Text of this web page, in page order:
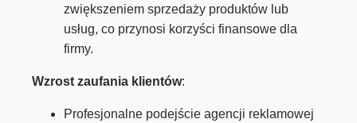
zwiększeniem sprzedaży produktów lub
usług, co przynosi korzyści finansowe dla
firmy.
Wzrost zaufania klientów:
Profesjonalne podejście agencji reklamowej